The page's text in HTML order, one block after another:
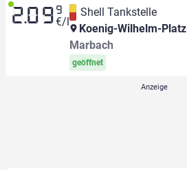
2.09 9
€/l
Shell Tankstelle
Koenig-Wilhelm-Platz
Marbach
geöffnet